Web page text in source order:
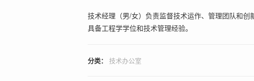
技术经理（男/女）负责监督技术运作、管理团队和
具备工程学学位和技术管理经验。
分类： 技术办公室